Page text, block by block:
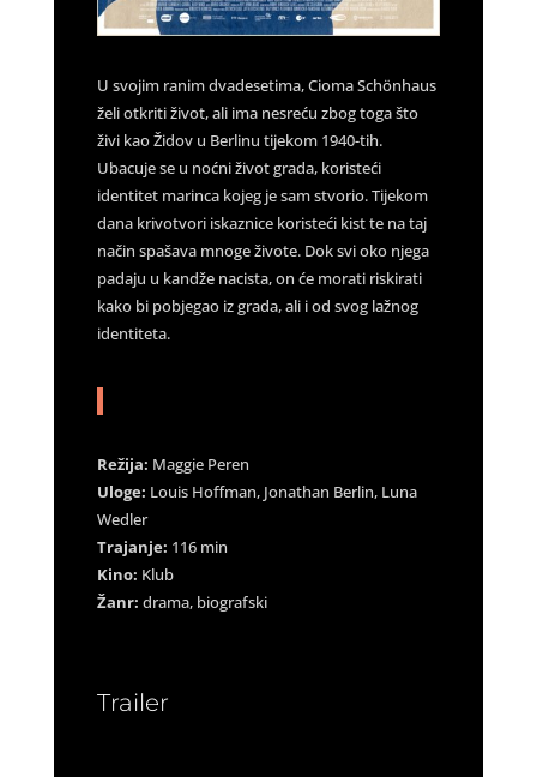
U svojim ranim dvadesetima, Cioma Schönhaus
želi otkriti život, ali ima nesreću zbog toga što
živi kao Židov u Berlinu tijekom 1940-tih.
Ubacuje se u noćni život grada, koristeći
identitet marinca kojeg je sam stvorio. Tijekom
dana krivotvori iskaznice koristeći kist te na taj
način spašava mnoge živote. Dok svi oko njega
padaju u kandže nacista, on će morati riskirati
kako bi pobjegao iz grada, ali i od svog lažnog
identiteta.
Režija: Maggie Peren
Uloge: Louis Hoffman, Jonathan Berlin, Luna
Wedler
Trajanje: 116 min
Kino: Klub
Žanr: drama, biografski
Trailer